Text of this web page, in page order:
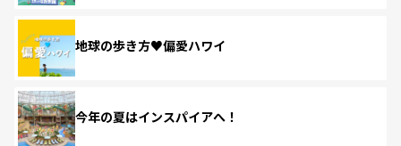
地球の歩き方♥偏愛ハワイ
今年の夏はインスパイアへ！